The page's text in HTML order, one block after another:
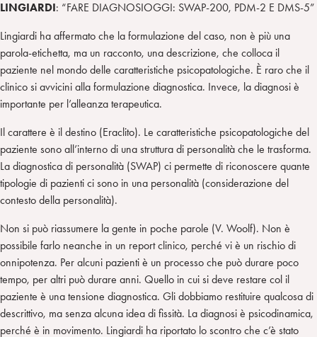
LINGIARDI: “FARE DIAGNOSIOGGI: SWAP-200, PDM-2 E DMS-5”
Lingiardi ha affermato che la formulazione del caso, non è più una
parola-etichetta, ma un racconto, una descrizione, che colloca il
paziente nel mondo delle caratteristiche psicopatologiche. È raro che il
clinico si avvicini alla formulazione diagnostica. Invece, la diagnosi è
importante per l’alleanza terapeutica.
Il carattere è il destino (Eraclito). Le caratteristiche psicopatologiche del
paziente sono all’interno di una struttura di personalità che le trasforma.
La diagnostica di personalità (SWAP) ci permette di riconoscere quante
tipologie di pazienti ci sono in una personalità (considerazione del
contesto della personalità).
Non si può riassumere la gente in poche parole (V. Woolf). Non è
possibile farlo neanche in un report clinico, perché vi è un rischio di
onnipotenza. Per alcuni pazienti è un processo che può durare poco
tempo, per altri può durare anni. Quello in cui si deve restare col il
paziente è una tensione diagnostica. Gli dobbiamo restituire qualcosa di
descrittivo, ma senza alcuna idea di fissità. La diagnosi è psicodinamica,
perché è in movimento. Lingiardi ha riportato lo scontro che c’è stato